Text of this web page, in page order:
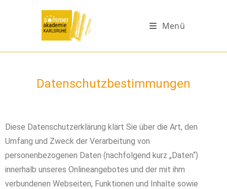
Menü
Datenschutzbestimmungen
Diese Datenschutzerklärung klärt Sie über die Art, den
Umfang und Zweck der Verarbeitung von
personenbezogenen Daten (nachfolgend kurz „Daten“)
innerhalb unseres Onlineangebotes und der mit ihm
verbundenen Webseiten, Funktionen und Inhalte sowie